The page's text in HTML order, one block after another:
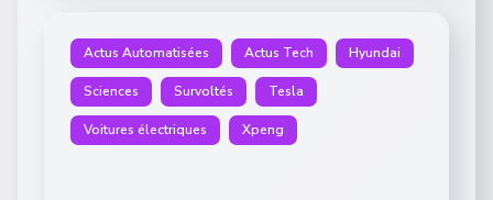
Actus Automatisées Actus Tech Hyundai
Sciences Survoltés Tesla
Voitures électriques Xpeng